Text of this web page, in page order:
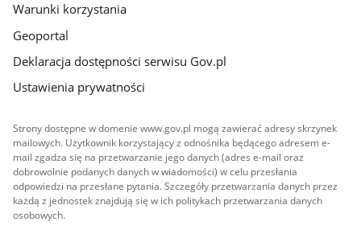
Warunki korzystania
Geoportal
Deklaracja dostępności serwisu Gov.pl
Ustawienia prywatności
Strony dostępne w domenie www.gov.pl mogą zawierać adresy skrzynek
mailowych. Użytkownik korzystający z odnośnika będącego adresem e-
mail zgadza się na przetwarzanie jego danych (adres e-mail oraz
dobrowolnie podanych danych w wiadomości) w celu przesłania
odpowiedzi na przesłane pytania. Szczegóły przetwarzania danych przez
każdą z jednostek znajdują się w ich politykach przetwarzania danych
osobowych.